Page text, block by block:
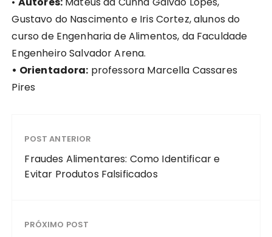
Gustavo do Nascimento e Iris Cortez, alunos do
curso de Engenharia de Alimentos, da Faculdade
Engenheiro Salvador Arena.
• Orientadora: professora Marcella Cassares
Pires
POST ANTERIOR
Fraudes Alimentares: Como Identificar e
Evitar Produtos Falsificados
PRÓXIMO POST